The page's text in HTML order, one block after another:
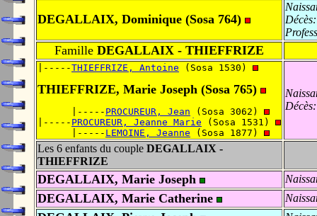
DEGALLAIX, Dominique (Sosa 764)
Décès:
Famille DEGALLAIX - THIEFFRIZE
|-----THIEFFRIZE, Antoine (Sosa 1530)
THIEFFRIZE, Marie Joseph (Sosa 765)
      |-----
PROCUREUR, Jean (Sosa 3062)
|----- PROCUREUR, Jeanne Marie (Sosa 1531)
      |-----
LEMOINE, Jeanne (Sosa 1877)
Décès:
Les 6 enfants du couple DEGALLAIX -
THIEFFRIZE
DEGALLAIX, Marie Joseph
DEGALLAIX, Marie Catherine